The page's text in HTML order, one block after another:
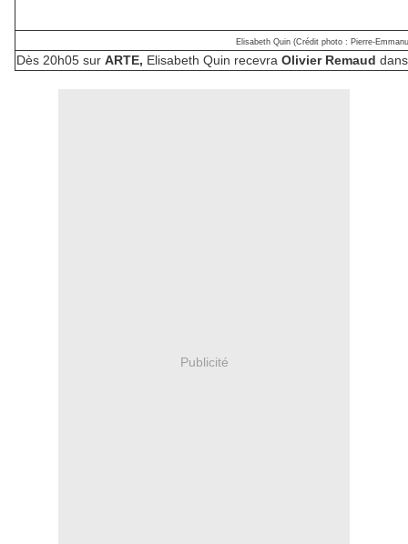
Elisabeth Quin (Crédit photo : Pierre-
Dès 20h05 sur ARTE, Elisabeth Quin recevra Olivier Remaud
Publicité